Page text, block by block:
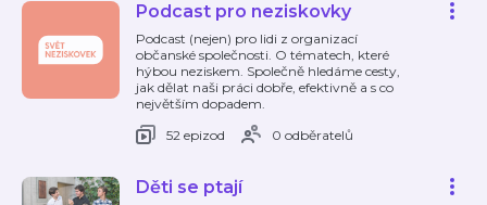
Podcast pro neziskovky
Podcast (nejen) pro lidi z organizací
občanské společnosti. O tématech, které
hýbou neziskem. Společně hledáme cesty,
jak dělat naši práci dobře, efektivně a s co
největším dopadem.
52 epizod
0 odběratelů
Děti se ptají